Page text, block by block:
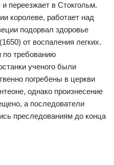
переезжает в Стокгольм.
королеве, работает над
подорвал здоровье
от воспаления легких.
по требованию
ученого были
погребены в церкви
однако произнесение
а последователи
преследованиям до конца